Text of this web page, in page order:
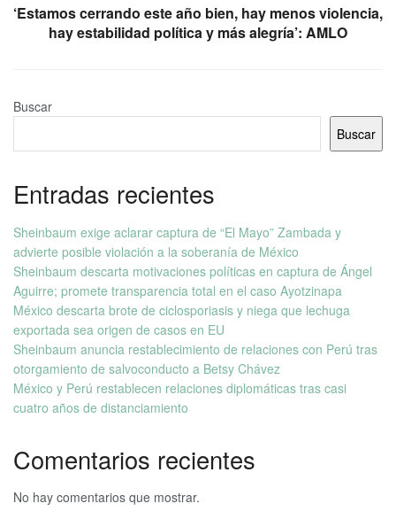
‘Estamos cerrando este año bien, hay menos violencia,
hay estabilidad política y más alegría’: AMLO
Buscar
Buscar
Entradas recientes
Sheinbaum exige aclarar captura de “El Mayo” Zambada y
advierte posible violación a la soberanía de México
Sheinbaum descarta motivaciones políticas en captura de Ángel
Aguirre; promete transparencia total en el caso Ayotzinapa
México descarta brote de ciclosporiasis y niega que lechuga
exportada sea origen de casos en EU
Sheinbaum anuncia restablecimiento de relaciones con Perú tras
otorgamiento de salvoconducto a Betsy Chávez
México y Perú restablecen relaciones diplomáticas tras casi
cuatro años de distanciamiento
Comentarios recientes
No hay comentarios que mostrar.